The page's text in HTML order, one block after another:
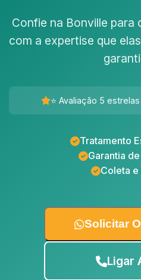
Confie na Bonville para
com a expertise que
⭐ Avaliação 5
Tratamento
Garantia
Coleta e
Solicitar
Ligar